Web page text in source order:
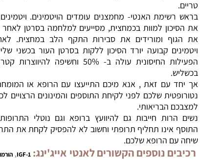
רשימת האנטי- מחמצנים עומדים הויטמינים. ויטמינים מפחיתים
למוות בכמחצית, מסייעים למלחמה בסרטן לאחר שזה תקף
ומורידים את סבירות התקף הלב במחצית. לאחר נטילת
קבועה יורד הסיכון ללקות בסרטן העור בכשני שליש בקירוב,
הפעילות החיסונית עולה ב- 50% וחשיפה להיווצרות קטרקט יורדת
עם זאת , אנא מיכם התייעצו עם הרופא או המומחה לרפואה
שלכם לפני לקיחת התוספים והמינונים הרצויים לכם בהתאם
הבריאותי.
הרות חייבות גם להיוועץ ברופא וגם נוטלי התרופות שביניכם.
אינו תחליף תרופתי וחשוב לא להפסיק לקחת את התרופות לפני
עם הרופא שלכם.
נוספים הקשורים לאנטי אייג'ינג:IGF-1
,הורמון גדילה ואנטי